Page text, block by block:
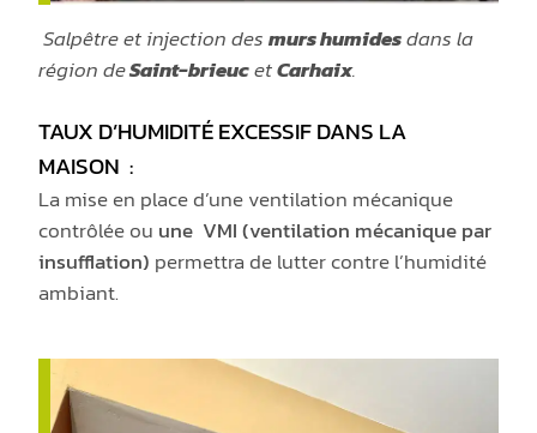
Salpêtre et injection desmurs humidesdans la
région deSaint-brieucetCarhaix.
TAUX D’HUMIDITÉ EXCESSIF DANS LA
MAISON :
La mise en place d’une ventilation mécanique
contrôlée ou une VMI (ventilation mécanique par
insufflation) permettra de lutter contre l’humidité
ambiant.